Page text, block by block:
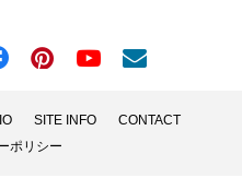
SITE INFO
CONTACT
ポリシー